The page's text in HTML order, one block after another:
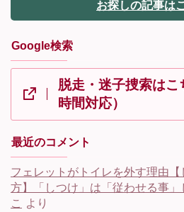
お探しの記事は
Google検索
脱走・迷子捜索は
時間対応）
最近のコメント
フェレットがトイレを外す理由【
方】「しつけ」は「従わせる事」
こ より